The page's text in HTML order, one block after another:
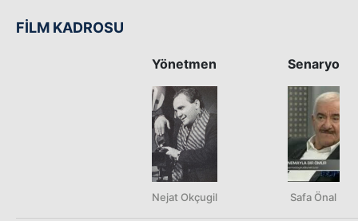
FİLM KADROSU
Yönetmen
Nejat Okçugil
Senaryo
Safa Önal